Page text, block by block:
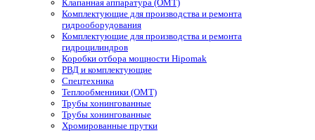
Клапанная аппаратура (OMT)
Комплектующие для производства и ремонта
гидрооборудования
Комплектующие для производства и ремонта
гидроцилиндров
Коробки отбора мощности Hipomak
РВД и комплектующие
Спецтехника
Теплообменники (OMT)
Трубы хонингованные
Трубы хонингованные
Хромированные прутки